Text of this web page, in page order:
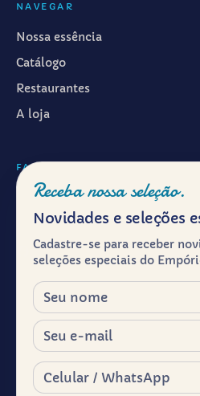
NAVEGAR
Nossa essência
Catálogo
Restaurantes
A loja
FALAR CONOSCO
WhatsApp ·(11) 99601-7286
Instagram · @emporiosyrio
Facebook · @emporiosyrio
contato@emporiosyrio.com.br
R. Comendador Abdo Schahin,
São Paulo, São Paulo - SP,
Segunda a sábado, das 9h às 19h
Receba nossa seleção.
Novidades e seleções
Cadastre-se para receber
seleções especiais do
Nome
E-mail
Celular / WhatsApp